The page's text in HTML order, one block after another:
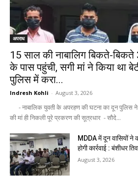
अपराध
15 साल की नाबालिग बिकते-
के पास पहुंची, सगी मां ने किया था
पुलिस में करा...
Indresh Kohli - August 3, 2026
- नाबालिक युवती के अपरहण की घटना का दून पुलिस ने
की मां ही निकली पूरे प्रकरण की सूत्रधार - सौदे...
MDDA में दून वासियों ने
होगी कार्रवाई : बंशीधर
August 3, 2026